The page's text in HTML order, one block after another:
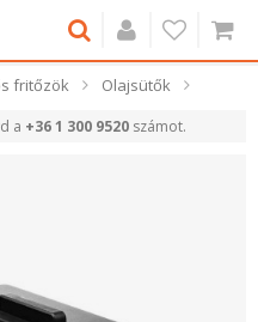
fritőzök Olajsütők
a +36 1 300 9520számot.